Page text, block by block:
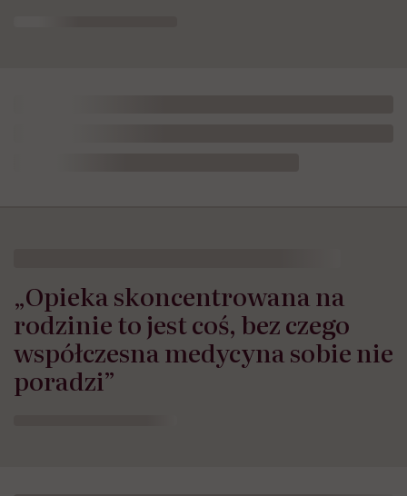
„Opieka skoncentrowana na
rodzinie to jest coś, bez czego
współczesna medycyna sobie nie
poradzi”